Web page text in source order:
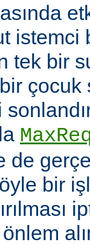
istemci
tek bir
çocuk
de
bir